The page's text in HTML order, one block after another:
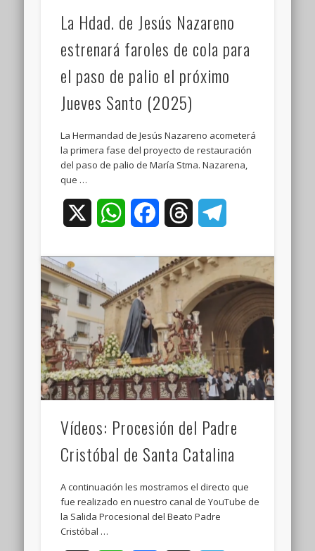
La Hdad. de Jesús Nazareno
estrenará faroles de cola para
el paso de palio el próximo
Jueves Santo (2025)
La Hermandad de Jesús Nazareno acometerá
la primera fase del proyecto de restauración
del paso de palio de María Stma. Nazarena,
que …
WhatsAppFacebookThreads
Vídeos: Procesión del Padre
Cristóbal de Santa Catalina
A continuación les mostramos el directo que
fue realizado en nuestro canal de YouTube de
la Salida Procesional del Beato Padre
Cristóbal …